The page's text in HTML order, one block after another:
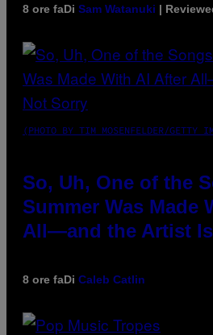
8 ore faDi Sam Watanuki |
(PHOTO BY TIM MOSENFELDER/GETTY
So, Uh, One of the
Summer Was Made
All—and the Artist
8 ore faDi Caleb Catlin